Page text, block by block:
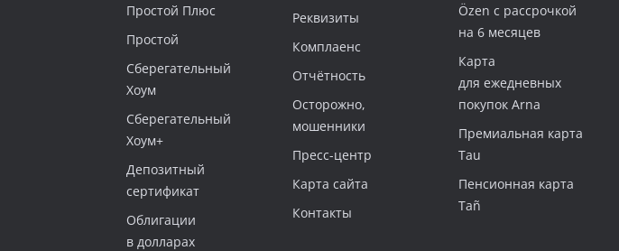
Простой Плюс
Простой
Сберегательный
Хоум
‎Сберегательный
Хоум+
Депозитный
сертификат
‎Облигации
в долларах
Реквизиты
Комплаенс
Отчётность
Осторожно,
мошенники
Пресс-центр
Карта сайта
Контакты
Özen с рассрочкой
на 6 месяцев
Карта
для ежедневных
покупок Arna
Премиальная карта
Tau
Пенсионная карта
Tañ